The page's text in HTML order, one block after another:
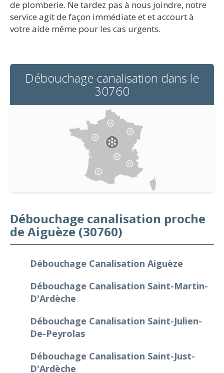
de plomberie. Ne tardez pas à nous joindre, notre
service agit de façon immédiate et et accourt à
votre aide même pour les cas urgents.
Débouchage canalisation dans le
30760
Débouchage canalisation proche
de Aiguèze (30760)
Débouchage Canalisation Aiguèze
Débouchage Canalisation Saint-Martin-
D'Ardèche
Débouchage Canalisation Saint-Julien-
De-Peyrolas
Débouchage Canalisation Saint-Just-
D'Ardèche